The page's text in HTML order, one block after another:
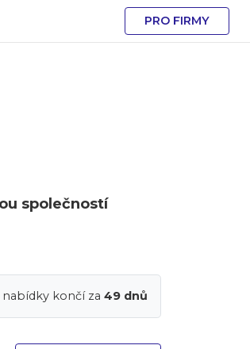
PRO FIRMY
společností
nabídky končí za49 dnů